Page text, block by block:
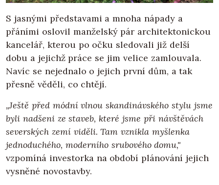
S jasnými představami a mnoha nápady a
přáními oslovil manželský pár architektonickou
kancelář, kterou po očku sledovali již delší
dobu a jejichž práce se jim velice zamlouvala.
Navíc se nejednalo o jejich první dům, a tak
přesně věděli, co chtějí.
„Ještě před módní vlnou skandinávského stylu jsme
byli nadšeni ze staveb, které jsme při návštěvách
severských zemí viděli. Tam vznikla myšlenka
jednoduchého, moderního srubového domu,"
vzpomíná investorka na období plánování jejich
vysněné novostavby.